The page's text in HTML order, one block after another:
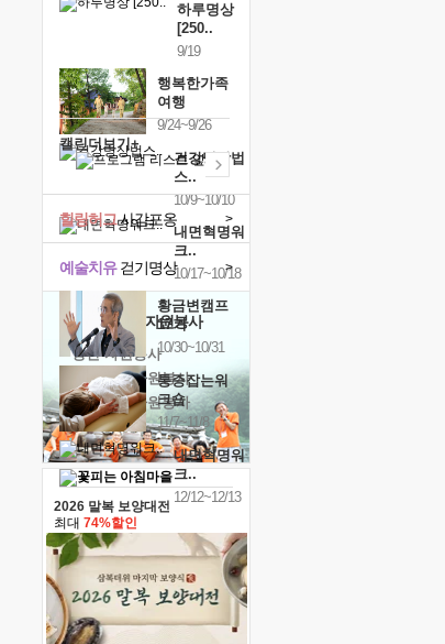
하루명상
[250..
9/19
행복한가족
여행
9/24~9/26
건강명상법
스..
10/9~10/10
내면혁명워
크..
10/17~10/18
황금변캠프
17기
10/30~10/31
통증잡는워
크숍
11/7~11/8
내면혁명워
크..
12/12~12/13
캘린더보기+
예술치유걷기명상 >
힐링허그사감포옹 >
'옹달샘의 꽃' 자원봉사
· 청년 자원봉사
· 금빛청년 자원봉사
· 음식연구 자원봉사
2026 말복 보양대전
최대 74%할인